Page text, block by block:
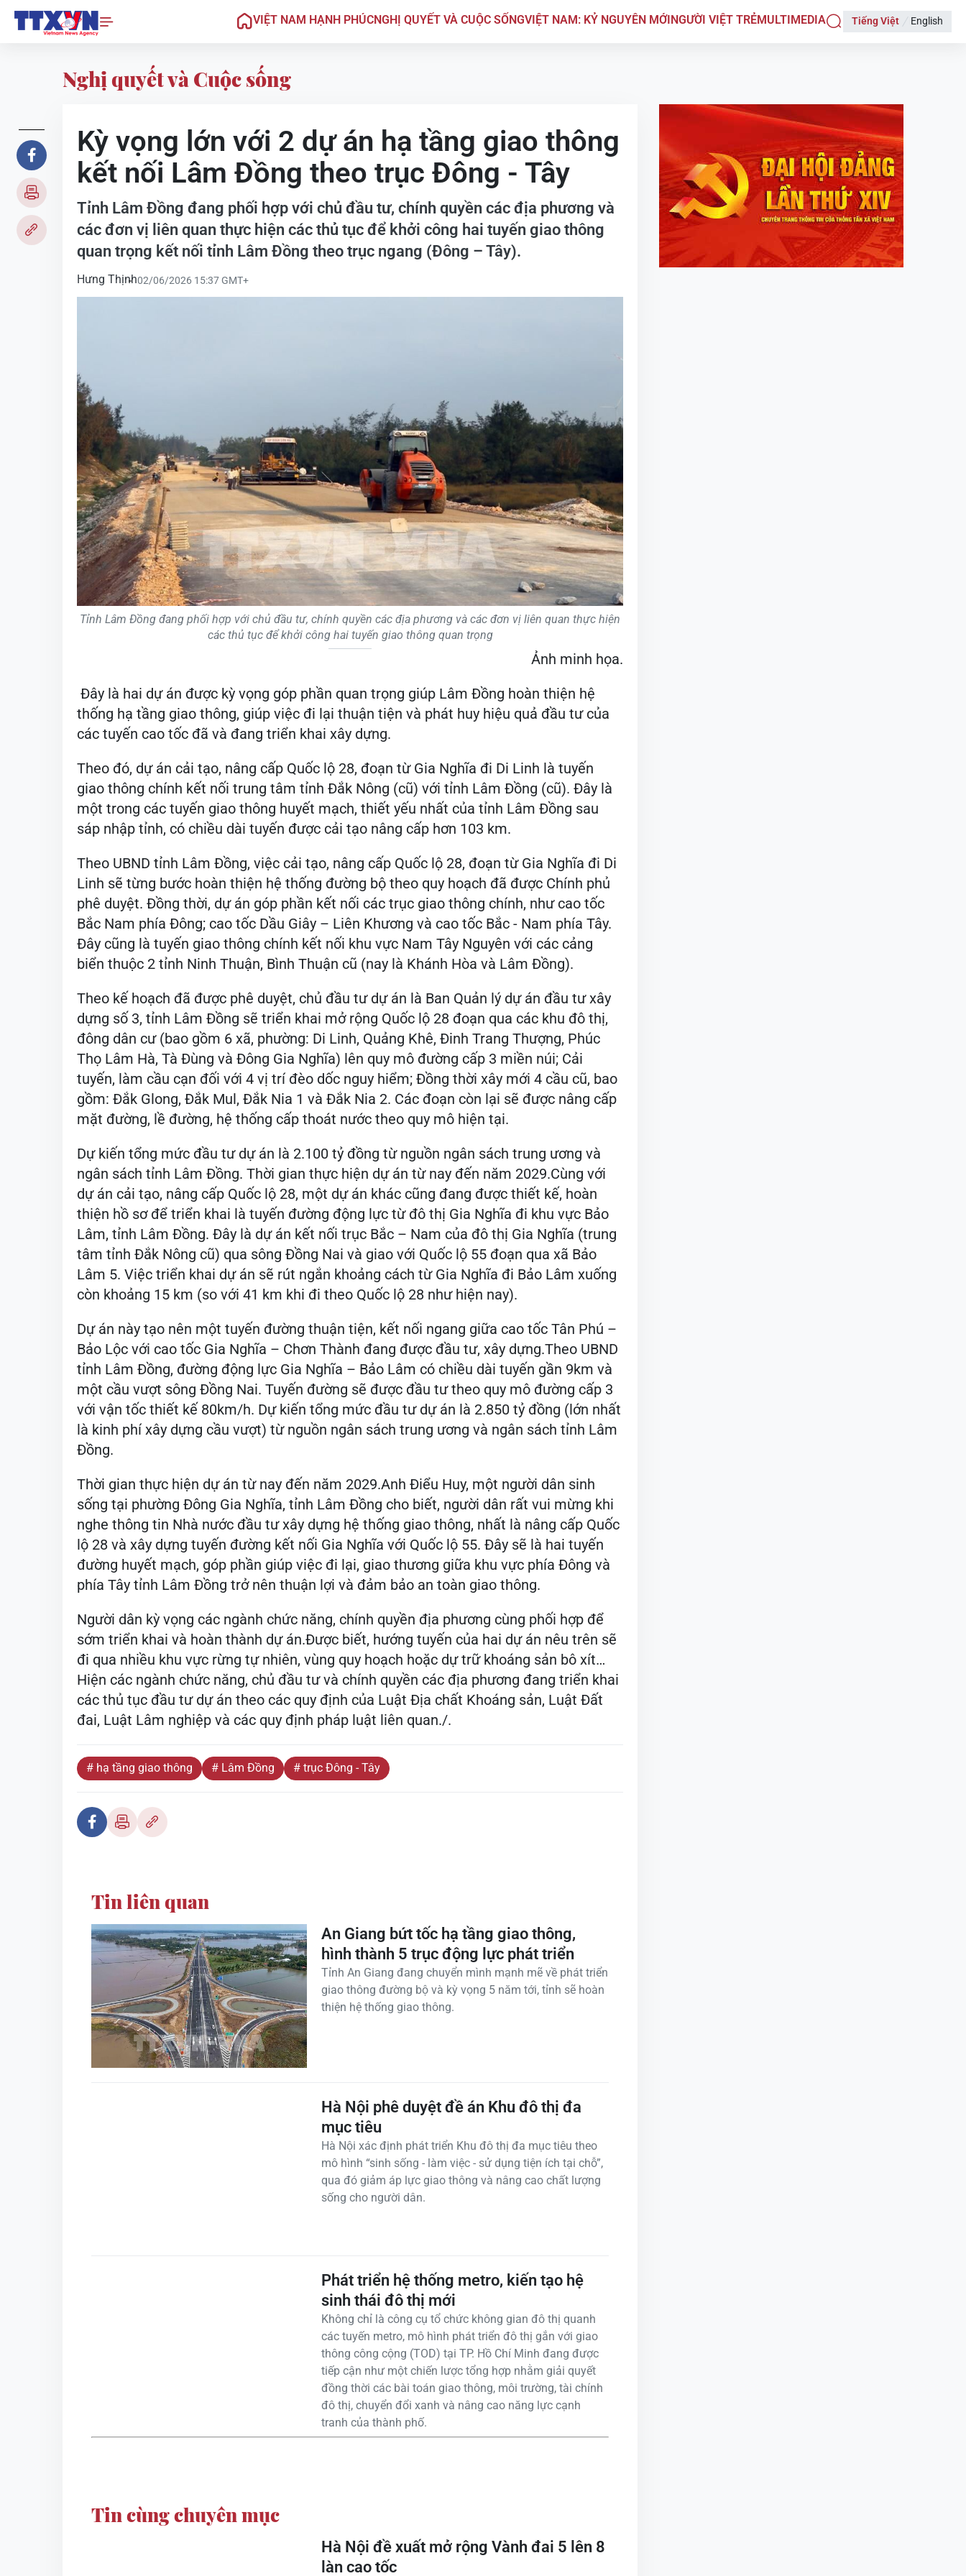
VIỆT NAM HẠNH PHÚCNGHỊ QUYẾT VÀ CUỘC SỐNGVIỆT NAM: KỶ NGUYÊN MỚINGƯỜI VIỆT TRẺMULTIMEDIA Tiếng Việt English
Nghị quyết và Cuộc sống
Kỳ vọng lớn với 2 dự án hạ tầng giao thông
kết nối Lâm Đồng theo trục Đông - Tây
Tỉnh Lâm Đồng đang phối hợp với chủ đầu tư, chính quyền các địa phương và
các đơn vị liên quan thực hiện các thủ tục để khởi công hai tuyến giao thông
quan trọng kết nối tỉnh Lâm Đồng theo trục ngang (Đông – Tây).
Hưng Thịnh02/06/2026 15:37 GMT+
Tỉnh Lâm Đồng đang phối hợp với chủ đầu tư, chính quyền các địa phương và các đơn vị liên quan thực hiện
các thủ tục để khởi công hai tuyến giao thông quan trọng
Ảnh minh họa.
Đây là hai dự án được kỳ vọng góp phần quan trọng giúp Lâm Đồng hoàn thiện hệ
thống hạ tầng giao thông, giúp việc đi lại thuận tiện và phát huy hiệu quả đầu tư của
các tuyến cao tốc đã và đang triển khai xây dựng.
Theo đó, dự án cải tạo, nâng cấp Quốc lộ 28, đoạn từ Gia Nghĩa đi Di Linh là tuyến
giao thông chính kết nối trung tâm tỉnh Đắk Nông (cũ) với tỉnh Lâm Đồng (cũ). Đây là
một trong các tuyến giao thông huyết mạch, thiết yếu nhất của tỉnh Lâm Đồng sau
sáp nhập tỉnh, có chiều dài tuyến được cải tạo nâng cấp hơn 103 km.
Theo UBND tỉnh Lâm Đồng, việc cải tạo, nâng cấp Quốc lộ 28, đoạn từ Gia Nghĩa đi Di
Linh sẽ từng bước hoàn thiện hệ thống đường bộ theo quy hoạch đã được Chính phủ
phê duyệt. Đồng thời, dự án góp phần kết nối các trục giao thông chính, như cao tốc
Bắc Nam phía Đông; cao tốc Dầu Giây – Liên Khương và cao tốc Bắc - Nam phía Tây.
Đây cũng là tuyến giao thông chính kết nối khu vực Nam Tây Nguyên với các cảng
biển thuộc 2 tỉnh Ninh Thuận, Bình Thuận cũ (nay là Khánh Hòa và Lâm Đồng).
Theo kế hoạch đã được phê duyệt, chủ đầu tư dự án là Ban Quản lý dự án đầu tư xây
dựng số 3, tỉnh Lâm Đồng sẽ triển khai mở rộng Quốc lộ 28 đoạn qua các khu đô thị,
đông dân cư (bao gồm 6 xã, phường: Di Linh, Quảng Khê, Đinh Trang Thượng, Phúc
Thọ Lâm Hà, Tà Đùng và Đông Gia Nghĩa) lên quy mô đường cấp 3 miền núi; Cải
tuyến, làm cầu cạn đối với 4 vị trí đèo dốc nguy hiểm; Đồng thời xây mới 4 cầu cũ, bao
gồm: Đắk Glong, Đắk Mul, Đắk Nia 1 và Đắk Nia 2. Các đoạn còn lại sẽ được nâng cấp
mặt đường, lề đường, hệ thống cấp thoát nước theo quy mô hiện tại.
Dự kiến tổng mức đầu tư dự án là 2.100 tỷ đồng từ nguồn ngân sách trung ương và
ngân sách tỉnh Lâm Đồng. Thời gian thực hiện dự án từ nay đến năm 2029.Cùng với
dự án cải tạo, nâng cấp Quốc lộ 28, một dự án khác cũng đang được thiết kế, hoàn
thiện hồ sơ để triển khai là tuyến đường động lực từ đô thị Gia Nghĩa đi khu vực Bảo
Lâm, tỉnh Lâm Đồng. Đây là dự án kết nối trục Bắc – Nam của đô thị Gia Nghĩa (trung
tâm tỉnh Đắk Nông cũ) qua sông Đồng Nai và giao với Quốc lộ 55 đoạn qua xã Bảo
Lâm 5. Việc triển khai dự án sẽ rút ngắn khoảng cách từ Gia Nghĩa đi Bảo Lâm xuống
còn khoảng 15 km (so với 41 km khi đi theo Quốc lộ 28 như hiện nay).
Dự án này tạo nên một tuyến đường thuận tiện, kết nối ngang giữa cao tốc Tân Phú –
Bảo Lộc với cao tốc Gia Nghĩa – Chơn Thành đang được đầu tư, xây dựng.Theo UBND
tỉnh Lâm Đồng, đường động lực Gia Nghĩa – Bảo Lâm có chiều dài tuyến gần 9km và
một cầu vượt sông Đồng Nai. Tuyến đường sẽ được đầu tư theo quy mô đường cấp 3
với vận tốc thiết kế 80km/h. Dự kiến tổng mức đầu tư dự án là 2.850 tỷ đồng (lớn nhất
là kinh phí xây dựng cầu vượt) từ nguồn ngân sách trung ương và ngân sách tỉnh Lâm
Đồng.
Thời gian thực hiện dự án từ nay đến năm 2029.Anh Điểu Huy, một người dân sinh
sống tại phường Đông Gia Nghĩa, tỉnh Lâm Đồng cho biết, người dân rất vui mừng khi
nghe thông tin Nhà nước đầu tư xây dựng hệ thống giao thông, nhất là nâng cấp Quốc
lộ 28 và xây dựng tuyến đường kết nối Gia Nghĩa với Quốc lộ 55. Đây sẽ là hai tuyến
đường huyết mạch, góp phần giúp việc đi lại, giao thương giữa khu vực phía Đông và
phía Tây tỉnh Lâm Đồng trở nên thuận lợi và đảm bảo an toàn giao thông.
Người dân kỳ vọng các ngành chức năng, chính quyền địa phương cùng phối hợp để
sớm triển khai và hoàn thành dự án.Được biết, hướng tuyến của hai dự án nêu trên sẽ
đi qua nhiều khu vực rừng tự nhiên, vùng quy hoạch hoặc dự trữ khoáng sản bô xít…
Hiện các ngành chức năng, chủ đầu tư và chính quyền các địa phương đang triển khai
các thủ tục đầu tư dự án theo các quy định của Luật Địa chất Khoáng sản, Luật Đất
đai, Luật Lâm nghiệp và các quy định pháp luật liên quan./.
# hạ tầng giao thông # Lâm Đồng # trục Đông - Tây
Tin liên quan
An Giang bứt tốc hạ tầng giao thông,
hình thành 5 trục động lực phát triển
Tỉnh An Giang đang chuyển mình mạnh mẽ về phát triển
giao thông đường bộ và kỳ vọng 5 năm tới, tỉnh sẽ hoàn
thiện hệ thống giao thông.
Hà Nội phê duyệt đề án Khu đô thị đa
mục tiêu
Hà Nội xác định phát triển Khu đô thị đa mục tiêu theo
mô hình “sinh sống - làm việc - sử dụng tiện ích tại chỗ”,
qua đó giảm áp lực giao thông và nâng cao chất lượng
sống cho người dân.
Phát triển hệ thống metro, kiến tạo hệ
sinh thái đô thị mới
Không chỉ là công cụ tổ chức không gian đô thị quanh
các tuyến metro, mô hình phát triển đô thị gắn với giao
thông công cộng (TOD) tại TP. Hồ Chí Minh đang được
tiếp cận như một chiến lược tổng hợp nhằm giải quyết
đồng thời các bài toán giao thông, môi trường, tài chính
đô thị, chuyển đổi xanh và nâng cao năng lực cạnh
tranh của thành phố.
Tin cùng chuyên mục
Hà Nội đề xuất mở rộng Vành đai 5 lên 8
làn cao tốc